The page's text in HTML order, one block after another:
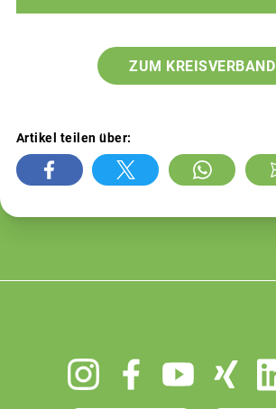
ZUM KREISVERBAND
Artikel teilen über: